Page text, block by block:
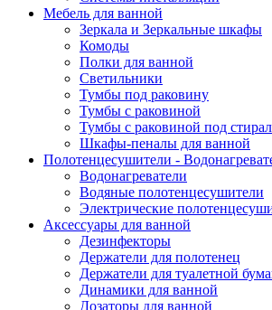
Мебель для ванной
Зеркала и Зеркальные шкафы
Комоды
Полки для ванной
Светильники
Тумбы под раковину
Тумбы с раковиной
Тумбы с раковиной под
Шкафы-пеналы для ванной
Полотенцесушители -
Водонагреватели
Водяные полотенцесушители
Электрические
Аксессуары для ванной
Дезинфекторы
Держатели для полотенец
Держатели для туалетной
Динамики для ванной
Дозаторы для ванной